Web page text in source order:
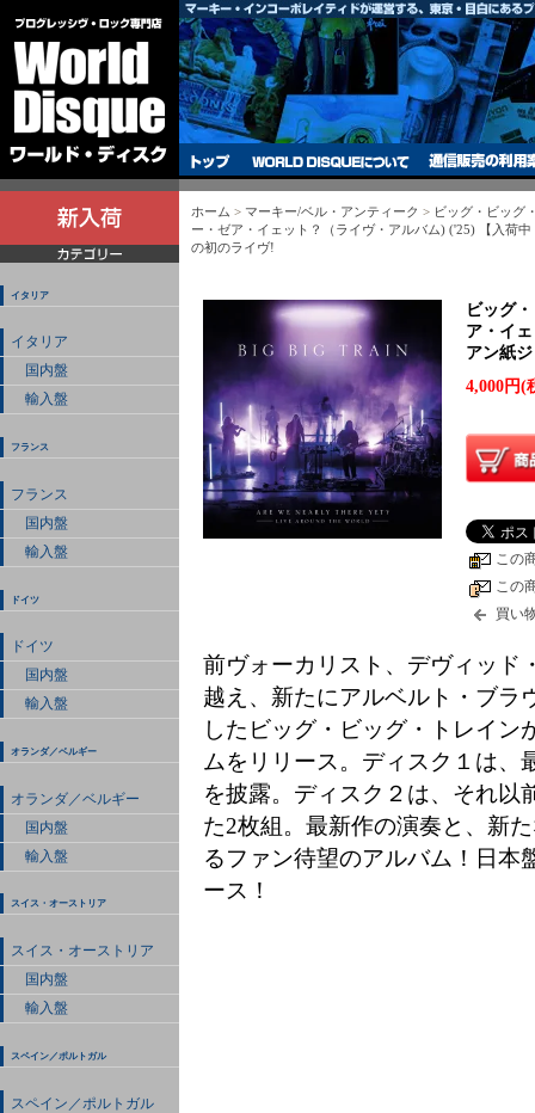
イタリア
イタリア
国内盤
輸入盤
フランス
フランス
国内盤
輸入盤
ドイツ
ドイツ
国内盤
輸入盤
オランダ／ベルギー
オランダ／ベルギー
国内盤
輸入盤
スイス・オーストリア
スイス・オーストリア
国内盤
輸入盤
スペイン／ポルトガル
スペイン／ポルトガル
ホーム > マーキー/ベル・アンティーク > ビッグ・ビッグ
ー・ゼア・イェット？（ライヴ・アルバム) ('25) 【入荷
の初のライヴ!
ビッグ
ア・イ
アン紙
4,000円(
この
この
買い
前ヴォーカリスト、デヴィッド
越え、新たにアルベルト・ブラ
したビッグ・ビッグ・トレイ
ムをリリース。ディスク１は、
を披露。ディスク２は、それ以
た2枚組。最新作の演奏と、新
るファン待望のアルバム！日本
ース！